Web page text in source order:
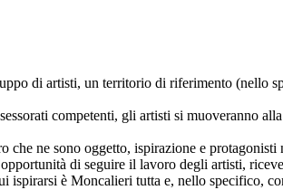
di artisti, un territorio di riferimento (nello
competenti, gli artisti si muoveranno
ne sono oggetto, ispirazione e protagonisti
di seguire il lavoro degli artisti,
ispirarsi è Moncalieri tutta e, nello specifico,